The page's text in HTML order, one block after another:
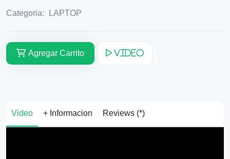
Categoria: LAPTOP
Agregar Carrito Video
Video + Informacion Reviews (*)